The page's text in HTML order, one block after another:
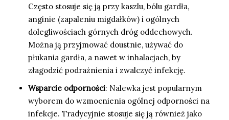
Często stosuje się ją przy kaszlu, bólu gardła,
anginie (zapaleniu migdałków) i ogólnych
dolegliwościach górnych dróg oddechowych.
Można ją przyjmować doustnie, używać do
płukania gardła, a nawet w inhalacjach, by
złagodzić podrażnienia i zwalczyć infekcję.
Wsparcie odporności: Nalewka jest popularnym
wyborem do wzmocnienia ogólnej odporności na
infekcje. Tradycyjnie stosuje się ją również jako